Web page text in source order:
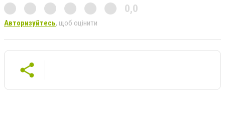
0,0
Авторизуйтесь, щоб оцінити